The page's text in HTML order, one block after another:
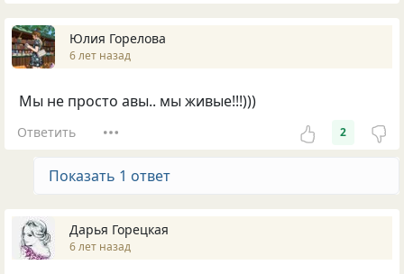
Юлия Горелова
6 лет назад
Мы не просто авы.. мы живые!!!)))
Ответить 2
Показать 1 ответ
Дарья Горецкая
6 лет назад